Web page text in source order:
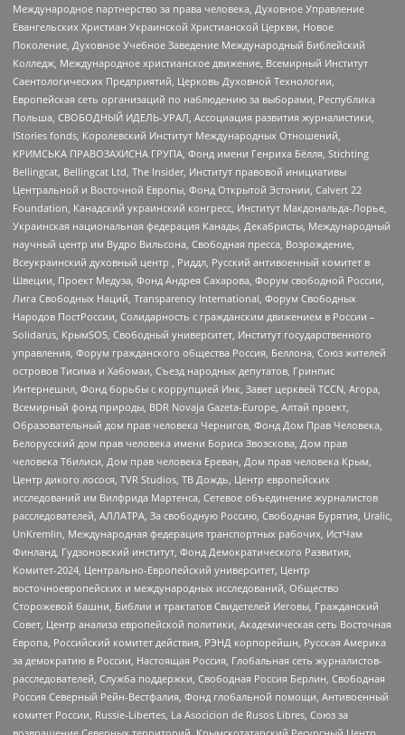
Международное партнерство за права человека, Духовное Управление
Евангельских Христиан Украинской Христианской Церкви, Новое
Поколение, Духовное Учебное Заведение Международный Библейский
Колледж, Международное христианское движение, Всемирный Институт
Саентологических Предприятий, Церковь Духовной Технологии,
Европейская сеть организаций по наблюдению за выборами, Республика
Польша, СВОБОДНЫЙ ИДЕЛЬ-УРАЛ, Ассоциация развития журналистики,
IStories fonds, Королевский Институт Международных Отношений,
КРИМСЬКА ПРАВОЗАХИСНА ГРУПА, Фонд имени Генриха Бёлля, Stichting
Bellingcat, Bellingcat Ltd, The Insider, Институт правовой инициативы
Центральной и Восточной Европы, Фонд Открытой Эстонии, Calvert 22
Foundation, Канадский украинский конгресс, Институт Макдональда-Лорье,
Украинская национальная федерация Канады, Декабристы, Международный
научный центр им Вудро Вильсона, Свободная пресса, Возрождение,
Всеукраинский духовный центр , Риддл, Русский антивоенный комитет в
Швеции, Проект Медуза, Фонд Андрея Сахарова, Форум свободной России,
Лига Свободных Наций, Transparеncy International, Форум Свободных
Народов ПостРоссии, Солидарность с гражданским движением в России –
Solidarus, КрымSOS, Свободный университет, Институт государственного
управления, Форум гражданского общества Россия, Беллона, Союз жителей
островов Тисима и Хабомаи, Съезд народных депутатов, Гринпис
Интернешнл, Фонд борьбы с коррупцией Инк, Завет церквей TCCN, Агора,
Всемирный фонд природы, BDR Novaja Gazeta-Europe, Алтай проект,
Образовательный дом прав человека Чернигов, Фонд Дом Прав Человека,
Белорусский дом прав человека имени Бориса Звозскова, Дом прав
человека Тбилиси, Дом прав человека Ереван, Дом прав человека Крым,
Центр дикого лосося, TVR Studios, ТВ Дождь, Центр европейских
исследований им Вилфрида Мартенса, Сетевое объединение журналистов
расследователей, АЛЛАТРА, За свободную Россию, Свободная Бурятия, Uralic,
UnKremlin, Международная федерация транспортных рабочих, ИстЧам
Финланд, Гудзоновский институт, Фонд Демократического Развития,
Комитет-2024, Центрально-Европейский университет, Центр
восточноевропейских и международных исследований, Общество
Сторожевой башни, Библии и трактатов Свидетелей Иеговы, Гражданский
Совет, Центр анализа европейской политики, Академическая сеть Восточная
Европа, Российский комитет действия, РЭНД корпорейшн, Русская Америка
за демократию в России, Настоящая Россия, Глобальная сеть журналистов-
расследователей, Служба поддержки, Свободная Россия Берлин, Свободная
Россия Северный Рейн-Вестфалия, Фонд глобальной помощи, Антивоенный
комитет России, Russie-Libertes, La Asocicion de Rusos Libres, Союз за
возвращение Северных территорий, Крымскотатарский Ресурсный Центр,